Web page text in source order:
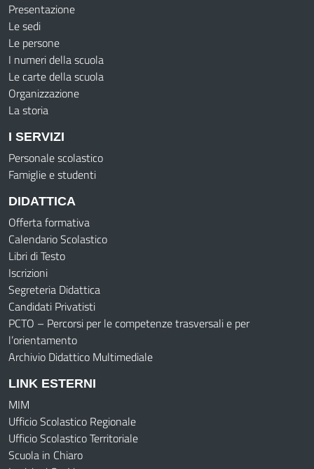
Presentazione
Le sedi
Le persone
I numeri della scuola
Le carte della scuola
Organizzazione
La storia
I SERVIZI
Personale scolastico
Famiglie e studenti
DIDATTICA
Offerta formativa
Calendario Scolastico
Libri di Testo
Iscrizioni
Segreteria Didattica
Candidati Privatisti
PCTO – Percorsi per le competenze trasversali e per
l’orientamento
Archivio Didattico Multimediale
LINK ESTERNI
MIM
Ufficio Scolastico Regionale
Ufficio Scolastico Territoriale
Scuola in Chiaro